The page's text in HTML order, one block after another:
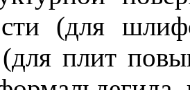
(для
(для плит